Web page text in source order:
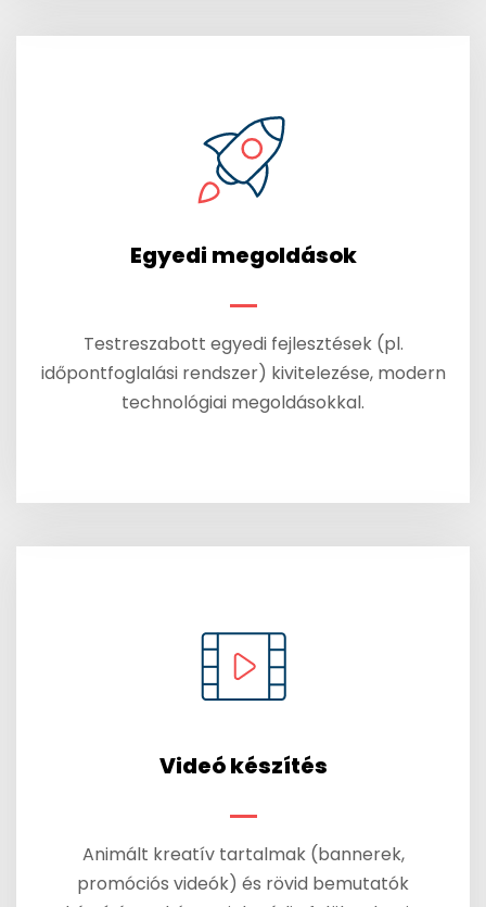
Egyedi megoldások
Testreszabott egyedi fejlesztések (pl.
időpontfoglalási rendszer) kivitelezése, modern
technológiai megoldásokkal.
Videó készítés
Animált kreatív tartalmak (bannerek,
promóciós videók) és rövid bemutatók